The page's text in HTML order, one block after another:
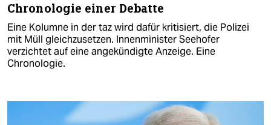
Chronologie einer Debatte
Eine Kolumne in der taz wird dafür kritisiert, die Polizei
mit Müll gleichzusetzen. Innenminister Seehofer
verzichtet auf eine angekündigte Anzeige. Eine
Chronologie.